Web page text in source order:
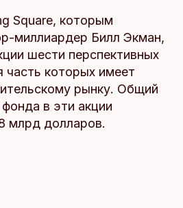
Square, которым
миллиардер Билл Экман,
шести перспективных
часть которых имеет
рынку. Общий
в эти акции
млрд долларов.